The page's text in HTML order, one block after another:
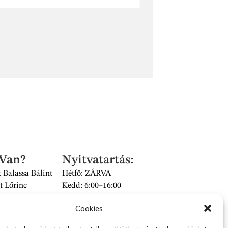
Cookies
Balassa Bálint
Lőrinc
Nyitvatartás:
Hétfő: ZÁRVA
Kedd: 6:00–16:00
Csütörtök: 6:00–16:00